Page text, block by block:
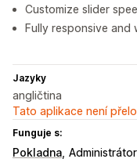
Customize slider
Fully responsive and
Jazyky
angličtina
Tato aplikace není
Funguje s:
Pokladna